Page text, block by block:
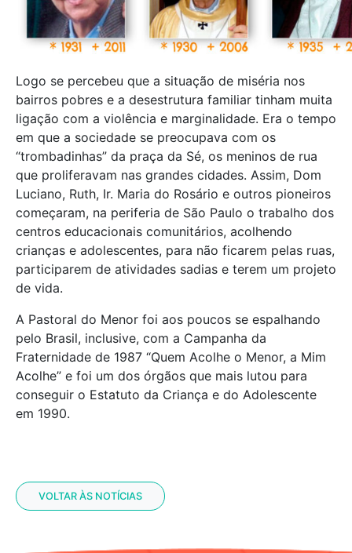
Logo se percebeu que a situação de miséria nos
bairros pobres e a desestrutura familiar tinham muita
ligação com a violência e marginalidade. Era o tempo
em que a sociedade se preocupava com os
“trombadinhas” da praça da Sé, os meninos de rua
que proliferavam nas grandes cidades. Assim, Dom
Luciano, Ruth, Ir. Maria do Rosário e outros pioneiros
começaram, na periferia de São Paulo o trabalho dos
centros educacionais comunitários, acolhendo
crianças e adolescentes, para não ficarem pelas ruas,
participarem de atividades sadias e terem um projeto
de vida.
A Pastoral do Menor foi aos poucos se espalhando
pelo Brasil, inclusive, com a Campanha da
Fraternidade de 1987 “Quem Acolhe o Menor, a Mim
Acolhe” e foi um dos órgãos que mais lutou para
conseguir o Estatuto da Criança e do Adolescente
em 1990.
VOLTAR ÀS NOTÍCIAS